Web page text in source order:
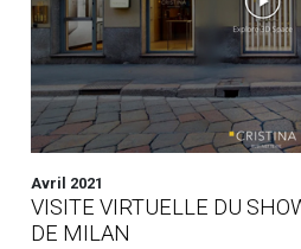
Avril 2021
VISITE VIRTUELLE DU
DE MILAN